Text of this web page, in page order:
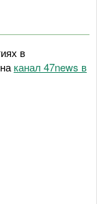
в
канал 47news в